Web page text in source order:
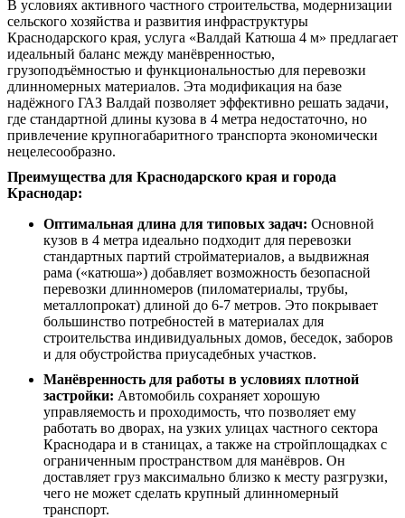
В условиях активного частного строительства, модернизации
сельского хозяйства и развития инфраструктуры
Краснодарского края, услуга «Валдай Катюша 4 м» предлагает
идеальный баланс между манёвренностью,
грузоподъёмностью и функциональностью для перевозки
длинномерных материалов. Эта модификация на базе
надёжного ГАЗ Валдай позволяет эффективно решать задачи,
где стандартной длины кузова в 4 метра недостаточно, но
привлечение крупногабаритного транспорта экономически
нецелесообразно.
Преимущества для Краснодарского края и города
Краснодар:
Оптимальная длина для типовых задач: Основной
кузов в 4 метра идеально подходит для перевозки
стандартных партий стройматериалов, а выдвижная
рама («катюша») добавляет возможность безопасной
перевозки длинномеров (пиломатериалы, трубы,
металлопрокат) длиной до 6-7 метров. Это покрывает
большинство потребностей в материалах для
строительства индивидуальных домов, беседок, заборов
и для обустройства приусадебных участков.
Манёвренность для работы в условиях плотной
застройки: Автомобиль сохраняет хорошую
управляемость и проходимость, что позволяет ему
работать во дворах, на узких улицах частного сектора
Краснодара и в станицах, а также на стройплощадках с
ограниченным пространством для манёвров. Он
доставляет груз максимально близко к месту разгрузки,
чего не может сделать крупный длинномерный
транспорт.